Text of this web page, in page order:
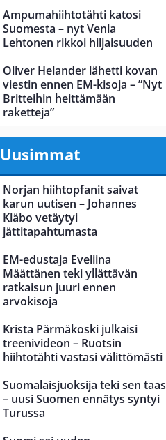
Ampumahiihtotähti katosi
Suomesta – nyt Venla
Lehtonen rikkoi hiljaisuuden
Oliver Helander lähetti kovan
viestin ennen EM-kisoja – ”Nyt
Britteihin heittämään
raketteja”
Uusimmat
Norjan hiihtopfanit saivat
karun uutisen – Johannes
Kläbo vetäytyi
jättitapahtumasta
EM-edustaja Eveliina
Määttänen teki yllättävän
ratkaisun juuri ennen
arvokisoja
Krista Pärmäkoski julkaisi
treenivideon – Ruotsin
hiihtotähti vastasi välittömästi
Suomalaisjuoksija teki sen taas
– uusi Suomen ennätys syntyi
Turussa